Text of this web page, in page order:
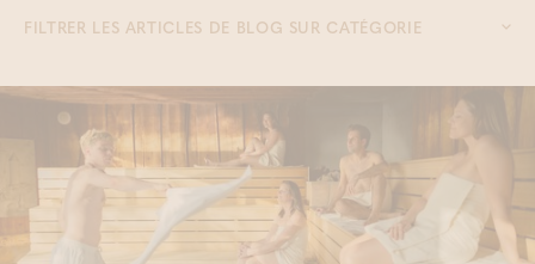
FILTRER LES ARTICLES DE BLOG SUR CATÉGORIE